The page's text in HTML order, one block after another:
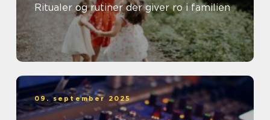
Ritualer og rutiner der giver ro i familien
09. september 2025